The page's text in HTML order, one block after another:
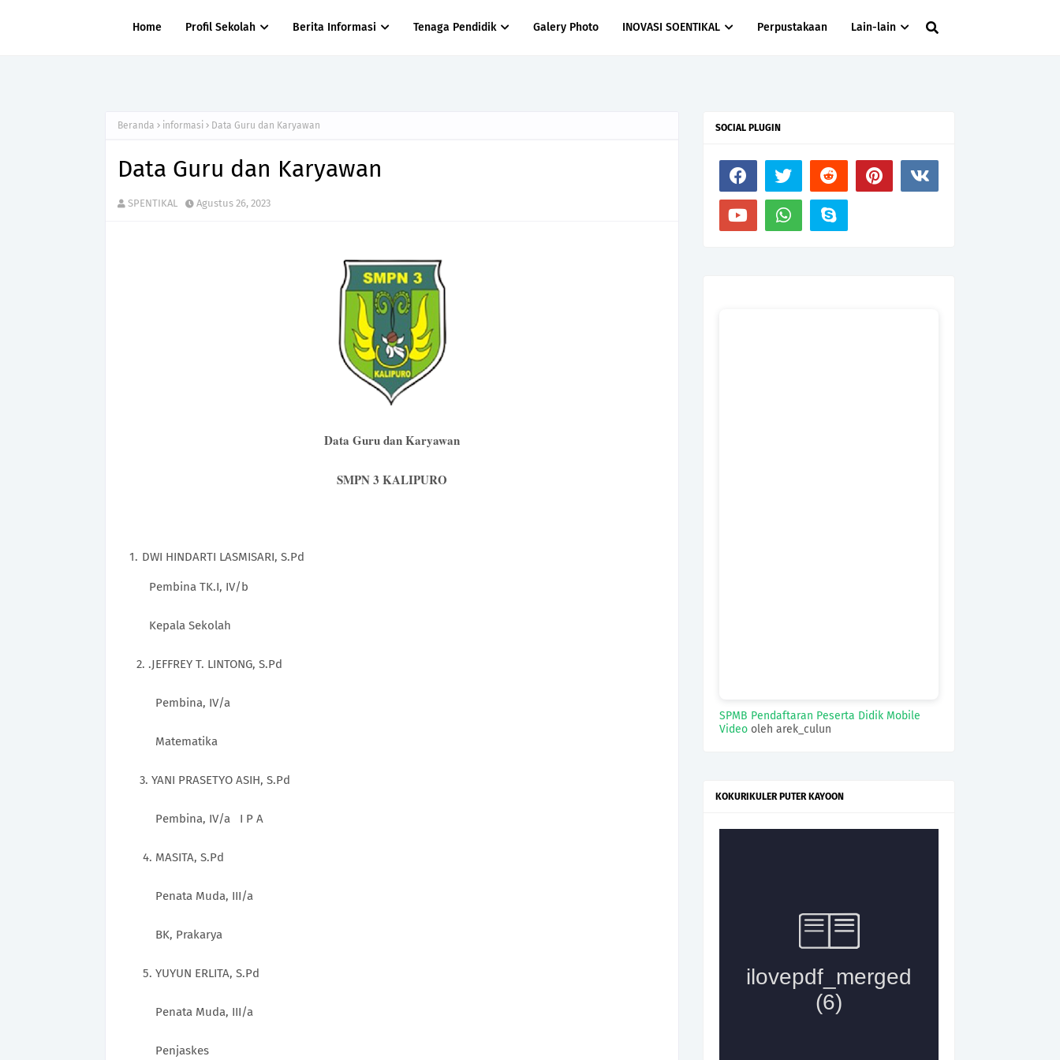
Home Profil Sekolah Berita Informasi Tenaga Pendidik Galery Photo INOVASI SOENTIKAL Perpustakaan Lain-lain
Beranda informasi Data Guru dan Karyawan
Data Guru dan Karyawan
SPENTIKAL Agustus 26, 2023
Data Guru dan Karyawan
SMPN 3 KALIPURO
DWI HINDARTI LASMISARI, S.Pd
Pembina TK.I, IV/b
Kepala Sekolah
2. .JEFFREY T. LINTONG, S.Pd
Pembina, IV/a
Matematika
3. YANI PRASETYO ASIH, S.Pd
Pembina, IV/a I P A
4. MASITA, S.Pd
Penata Muda, III/a
BK, Prakarya
5. YUYUN ERLITA, S.Pd
Penata Muda, III/a
Penjaskes
SOCIAL PLUGIN
SPMB Pendaftaran Peserta Didik Mobile
Video oleh arek_culun
KOKURIKULER PUTER KAYOON